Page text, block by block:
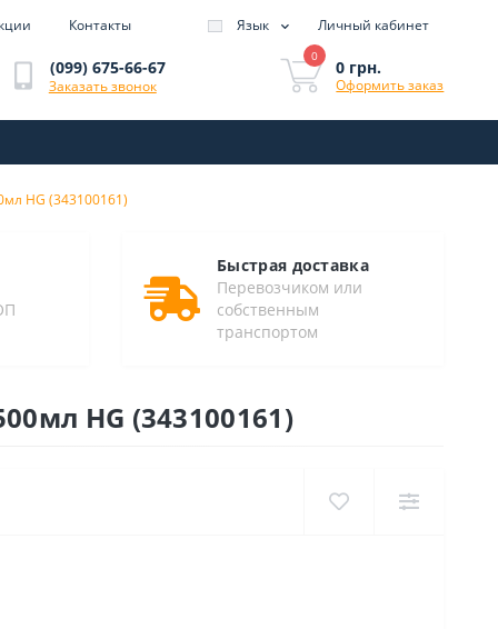
Контакты Язык Личный кабинет
(099) 675-66-67
Заказать звонок
0
0 грн.
Оформить заказ
HG (343100161)
Быстрая доставка
Перевозчиком или
собственным
транспортом
HG (343100161)